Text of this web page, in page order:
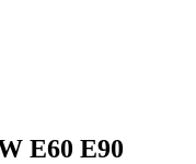
Е60 Е90